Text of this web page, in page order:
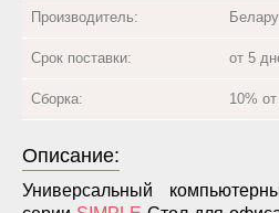
Производитель:
Срок поставки: от 5
Сборка: 10%
Описание:
Универсальный